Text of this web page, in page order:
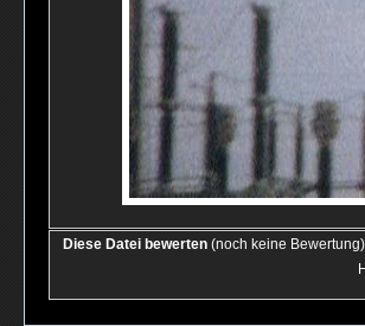
Diese Datei bewerten (noch keine Bewertung)